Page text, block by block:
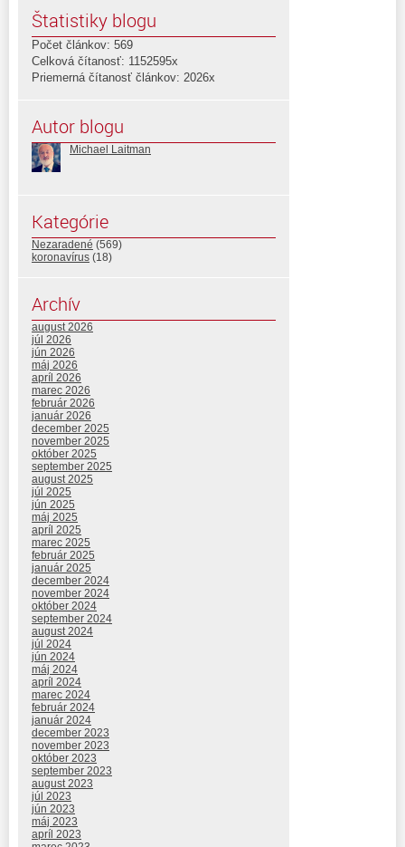
Štatistiky blogu
Počet článkov: 569
Celková čítanosť: 1152595x
Priemerná čítanosť článkov: 2026x
Autor blogu
Michael Laitman
Kategórie
Nezaradené (569)
koronavírus (18)
Archív
august 2026
júl 2026
jún 2026
máj 2026
apríl 2026
marec 2026
február 2026
január 2026
december 2025
november 2025
október 2025
september 2025
august 2025
júl 2025
jún 2025
máj 2025
apríl 2025
marec 2025
február 2025
január 2025
december 2024
november 2024
október 2024
september 2024
august 2024
júl 2024
jún 2024
máj 2024
apríl 2024
marec 2024
február 2024
január 2024
december 2023
november 2023
október 2023
september 2023
august 2023
júl 2023
jún 2023
máj 2023
apríl 2023